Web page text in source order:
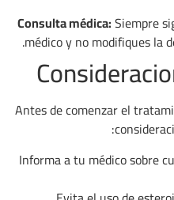
Consulta médica:Siempre
médico y no modifiques la
Antes de comenzar el
Informa a tu médico sobre